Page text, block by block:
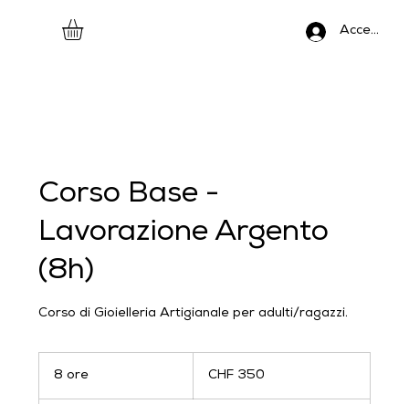
Accedi
Corso Base -
Lavorazione Argento
(8h)
Corso di Gioielleria Artigianale per adulti/ragazzi.
8 ore
franchi
svizzeri
CHF 350